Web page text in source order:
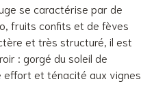
se caractérise par de
fruits confits et de fèves
et très structuré, il est
: gorgé du soleil de
effort et ténacité aux vignes.